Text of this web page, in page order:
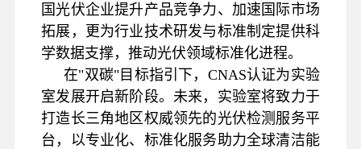
国光伏企业提升产品竞争力、加速国际市场
拓展，更为行业技术研发与标准制定提供科
学数据支撑，推动光伏领域标准化进程。
在"双碳"目标指引下，CNAS认证为实验
室发展开启新阶段。未来，实验室将致力于
打造长三角地区权威领先的光伏检测服务平
台，以专业化、标准化服务助力全球清洁能